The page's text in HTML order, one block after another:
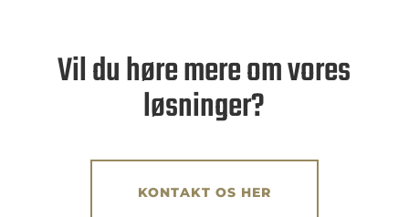
Vil du høre mere om vores
løsninger?
KONTAKT OS HER